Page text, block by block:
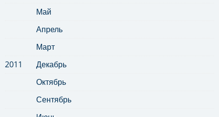
Май
Апрель
Март
2011
Декабрь
Октябрь
Сентябрь